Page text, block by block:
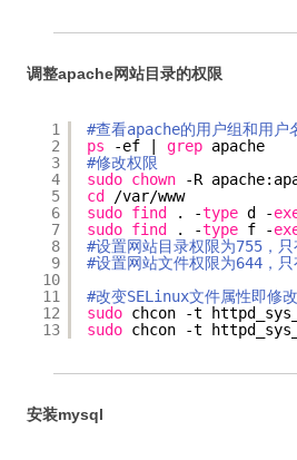
调整apache网站目录的权限
1
2
3
4
5
6
7
8
9
10
11
12
13
#查看apache的用户组和用户
ps
-ef | grep apache
#修改权限
sudo chown -R
cd
/var/www
sudo find . -type d -
sudo find . -type f -
#设置网站目录权限为755，
#设置网站文件权限为644，
#改变SELinux文件属性即修
sudo chcon -t
sudo chcon -t
安装mysql